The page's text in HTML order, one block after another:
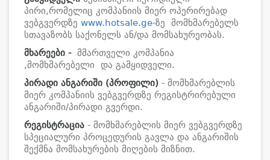
პირი,რომელიც კომპანიის მიერ ოპერირებად
ვებგვერდზე www.hotsale.ge-ზე მომხმარებელს
სთავაზობს საქონელს ან/და მომსახურეობას.
მხარეები -მმართველი კომპანია
,მომხმარებელი და გამყიდველი.
პირადი ანგარიში (პროფილი) - მომხმარებლის
მიერ კომპანიის ვებგვერდზე რეგისტრირებული
ანგარიში/პირადი გვერდი.
რეგისტრაცია - მომხმარებლის მიერ ვებგვერდზე
სპეციალური პროცედურის გავლა და ანგარიშის
შექმნა მომსახურების მიღების მიზნით.